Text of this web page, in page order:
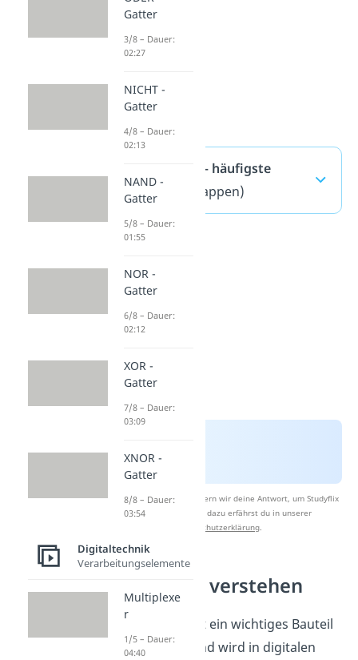
UND-Gatter — häufigste
Fragen
(ausklappen)
Nach Beantwortung speichern wir deine Antwort, um Studyflix
zu verbessern. Mehr dazu erfährst du in unserer
Datenschutzerklärung.
Logikgatter verstehen
Ein UND-Gatter ist ein wichtiges Bauteil
in Logikgattern und wird in digitalen
Gatter
3/8 – Dauer:
02:27
NICHT -
Gatter
4/8 – Dauer:
02:13
NAND -
Gatter
5/8 – Dauer:
01:55
NOR -
Gatter
6/8 – Dauer:
02:12
XOR -
Gatter
7/8 – Dauer:
03:09
XNOR -
Gatter
8/8 – Dauer:
03:54
Digitaltechnik
Verarbeitungselemente
Multiplexe
r
1/5 – Dauer:
04:40